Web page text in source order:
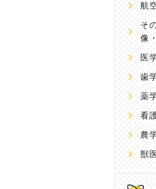
航
そ
像
医
歯
薬
看
農
獣